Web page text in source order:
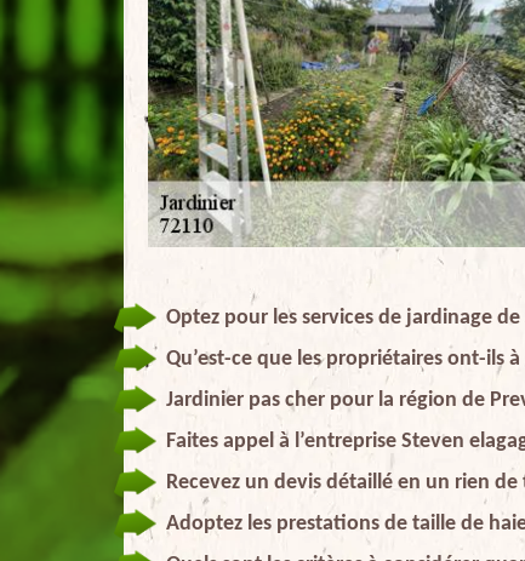
Optez pour les services de jardinage
Qu’est-ce que les propriétaires ont-ils
Jardinier pas cher pour la région de
Faites appel à l’entreprise Steven
Recevez un devis détaillé en un rien
Adoptez les prestations de taille de